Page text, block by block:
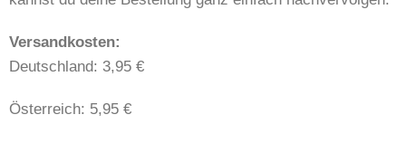
​​Versandkosten:
Deutschland: 3,95 €
Österreich: 5,95 €